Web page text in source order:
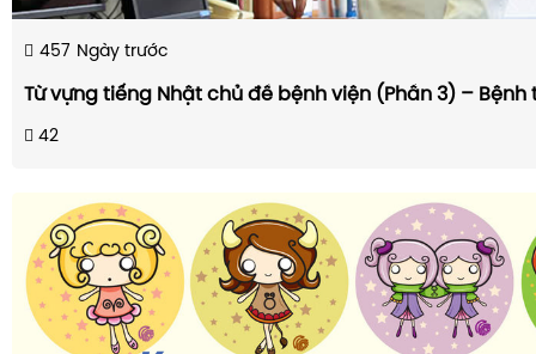
457 Ngày trước
Từ vựng tiếng Nhật chủ đề bệnh viện (Phần 3) – Bệnh
42